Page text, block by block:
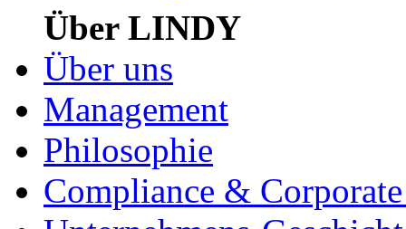
Über LINDY
Über uns
Management
Philosophie
Compliance &